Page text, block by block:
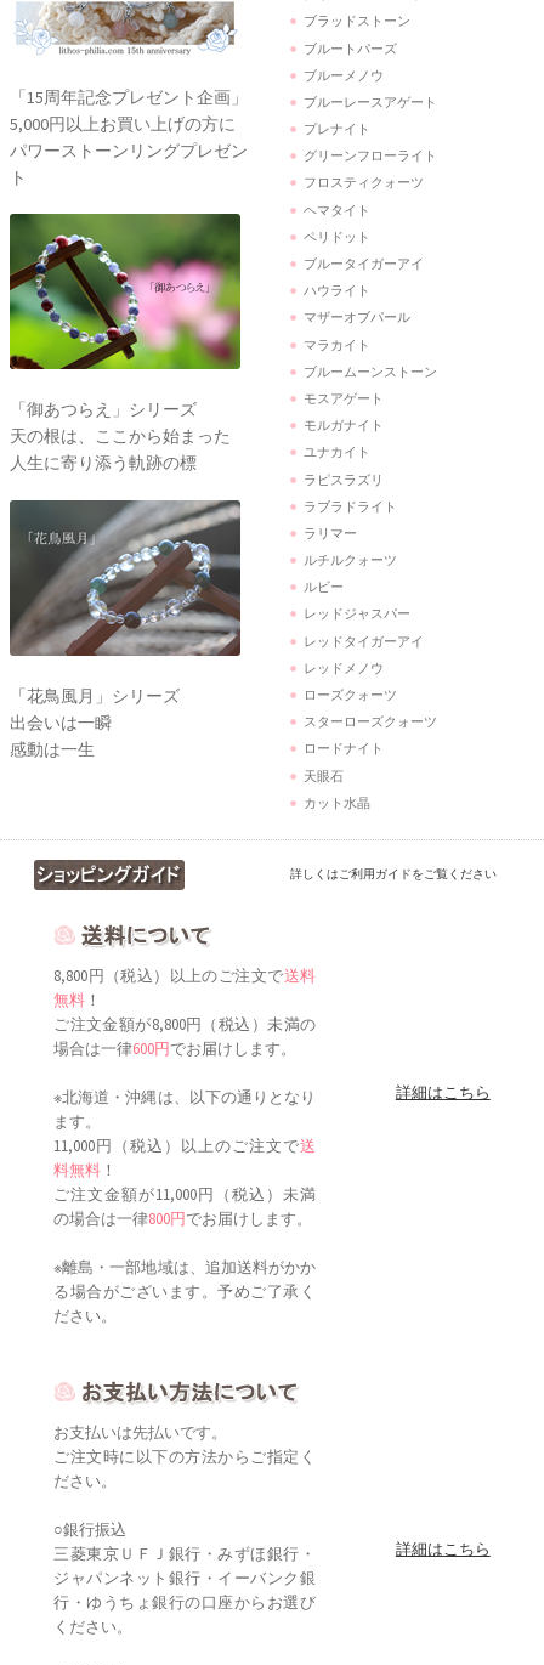
「15周年記念プレゼント企画」
5,000円以上お買い上げの方に
パワーストーンリングプレゼン
ト
「御あつらえ」シリーズ
天の根は、ここから始まった
人生に寄り添う軌跡の標
「花鳥風月」シリーズ
出会いは一瞬
感動は一生
ブラッドストーン
ブルートパーズ
ブルーメノウ
ブルーレースアゲート
プレナイト
グリーンフローライト
フロスティクォーツ
ヘマタイト
ペリドット
ブルータイガーアイ
ハウライト
マザーオブパール
マラカイト
ブルームーンストーン
モスアゲート
モルガナイト
ユナカイト
ラピスラズリ
ラブラドライト
ラリマー
ルチルクォーツ
ルビー
レッドジャスパー
レッドタイガーアイ
レッドメノウ
ローズクォーツ
スターローズクォーツ
ロードナイト
天眼石
カット水晶
詳しくはご利用ガイドをご覧ください
8,800円（税込）以上のご注文で送料
無料 ！
ご注文金額が8,800円（税込）未満の
場合は一律600円でお届けします。
※北海道・沖縄は、以下の通りとなり
ます。
11,000円（税込）以上のご注文で送
料無料 ！
ご注文金額が11,000円（税込）未満
の場合は一律800円でお届けします。
※離島・一部地域は、追加送料がかか
る場合がございます。予めご了承く
ださい。
詳細はこちら
お支払いは先払いです。
ご注文時に以下の方法からご指定く
ださい。
○銀行振込
三菱東京ＵＦＪ銀行・みずほ銀行・
ジャパンネット銀行・イーバンク銀
行・ゆうちょ銀行の口座からお選び
ください。
詳細はこちら